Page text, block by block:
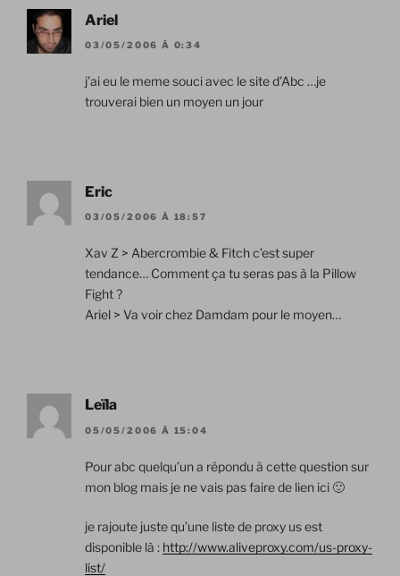
Ariel
03/05/2006 À 0:34
j’ai eu le meme souci avec le site d’Abc …je
trouverai bien un moyen un jour
Eric
03/05/2006 À 18:57
Xav Z > Abercrombie & Fitch c’est super
tendance… Comment ça tu seras pas à la Pillow
Fight ?
Ariel > Va voir chez Damdam pour le moyen…
Leïla
05/05/2006 À 15:04
Pour abc quelqu’un a répondu à cette question sur
mon blog mais je ne vais pas faire de lien ici 🙂
je rajoute juste qu’une liste de proxy us est
disponible là : http://www.aliveproxy.com/us-proxy-
list/